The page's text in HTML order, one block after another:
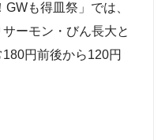
も得皿祭」では、
ーモン・びん長大と
円前後から120円